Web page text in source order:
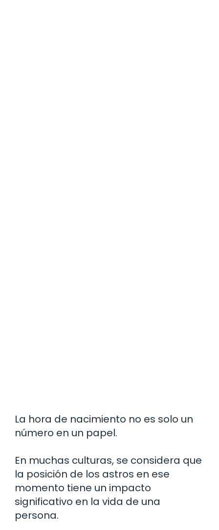
La hora de nacimiento no es solo un
número en un papel.
En muchas culturas, se considera que
la posición de los astros en ese
momento tiene un impacto
significativo en la vida de una
persona.